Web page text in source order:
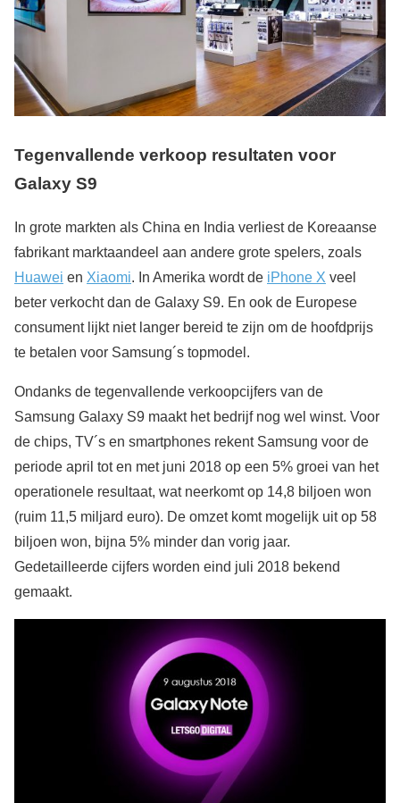
Tegenvallende verkoop resultaten voor
Galaxy S9
In grote markten als China en India verliest de Koreaanse
fabrikant marktaandeel aan andere grote spelers, zoals
Huawei en Xiaomi. In Amerika wordt de iPhone X veel
beter verkocht dan de Galaxy S9. En ook de Europese
consument lijkt niet langer bereid te zijn om de hoofdprijs
te betalen voor Samsung´s topmodel.
Ondanks de tegenvallende verkoopcijfers van de
Samsung Galaxy S9 maakt het bedrijf nog wel winst. Voor
de chips, TV´s en smartphones rekent Samsung voor de
periode april tot en met juni 2018 op een 5% groei van het
operationele resultaat, wat neerkomt op 14,8 biljoen won
(ruim 11,5 miljard euro). De omzet komt mogelijk uit op 58
biljoen won, bijna 5% minder dan vorig jaar.
Gedetailleerde cijfers worden eind juli 2018 bekend
gemaakt.